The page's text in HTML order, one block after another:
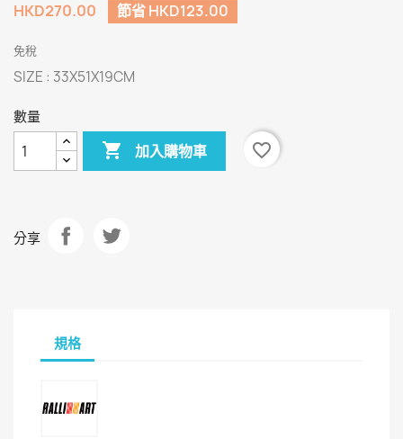
HKD270.00
節省 HKD123.00
免稅
SIZE : 33X51X19CM
數量
 加入購物車 favorite_border
分享
規格